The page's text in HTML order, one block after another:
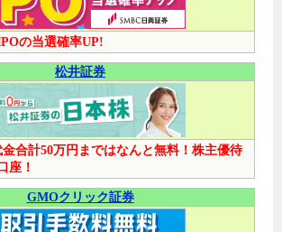
の当選確率UP!
松井証券
合計50万円まではなんと無料！株主優待
座！
GMOクリック証券